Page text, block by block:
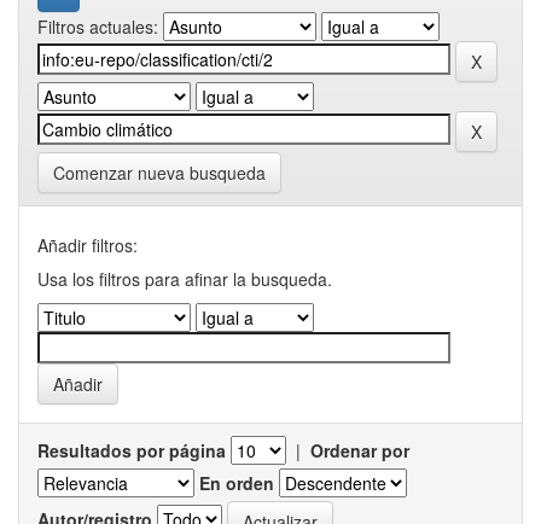
Filtros actuales:
Comenzar nueva busqueda
Añadir filtros:
Usa los filtros para afinar la busqueda.
Resultados por página | Ordenar por
En orden
Autor/registro